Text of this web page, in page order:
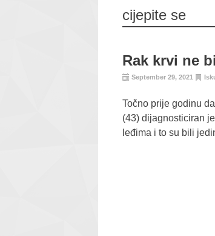
cijepite se
Rak krvi ne
September 29, 2021
Točno prije godinu
(43) dijagnosticiran
leđima i to su bili